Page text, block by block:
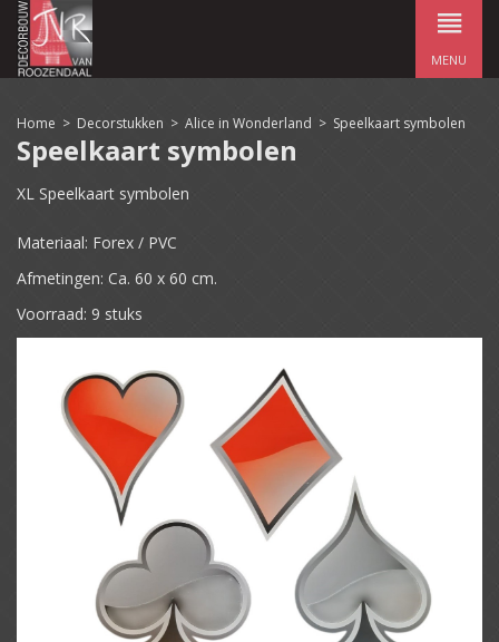
MENU
Home > Decorstukken > Alice in Wonderland > Speelkaart symbolen
Speelkaart symbolen
XL Speelkaart symbolen
Materiaal: Forex / PVC
Afmetingen: Ca. 60 x 60 cm.
Voorraad: 9 stuks